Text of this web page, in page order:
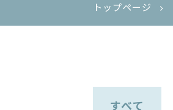
トップページ
すべて